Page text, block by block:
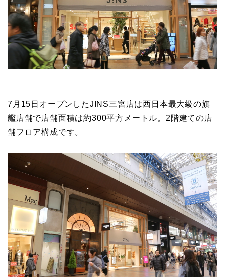
7月15日オープンしたJINS三宮店は西日本最大級の旗
艦店舗で店舗面積は約300平方メートル。2階建ての店
舗フロア構成です。